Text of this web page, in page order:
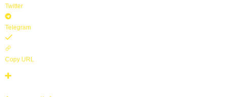
Twitter
Telegram
Copy URL